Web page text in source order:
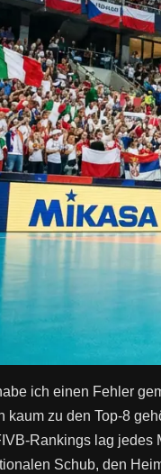
ich einen Fehler
kaum zu den Top-8
Rankings lag
Schub, den